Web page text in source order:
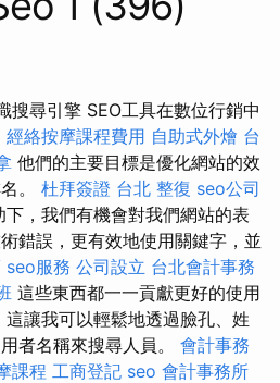
搜尋引擎 SEO工具在數位行銷中
經絡按摩課程費用 自助式外燴 台
他們的主要目標是優化網站的效
。 杜拜簽證 台北 整復 seo公司
下，我們有機會對我們網站的表
錯誤，更有效地使用關鍵字，並
seo服務 公司設立 台北會計事務
這些東西都一一貢獻更好的使用
讓我可以輕鬆地透過臉孔、姓
者名稱來搜尋人員。 會計事務
課程 工商登記 seo 會計事務所